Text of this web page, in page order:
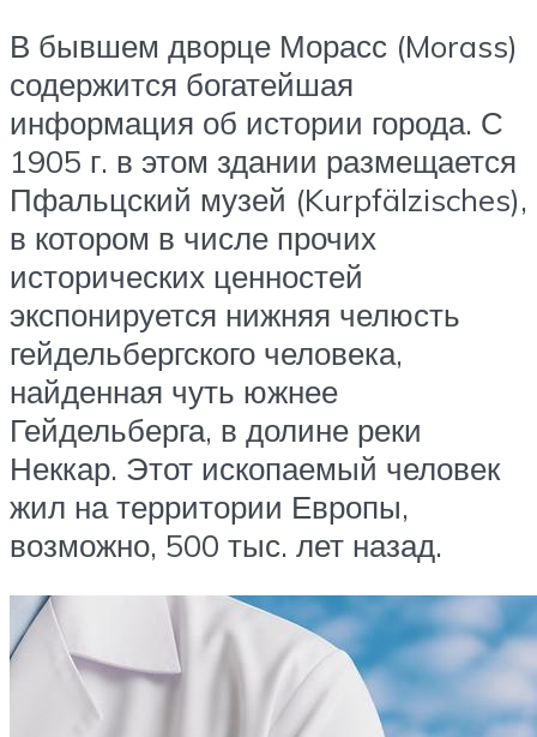
В бывшем дворце Морасс (Morass)
содержится богатейшая
информация об истории города. С
1905 г. в этом здании размещается
Пфальцский музей (Kurpfälzisches),
в котором в числе прочих
исторических ценностей
экспонируется нижняя челюсть
гейдельбергского человека,
найденная чуть южнее
Гейдельберга, в долине реки
Неккар. Этот ископаемый человек
жил на территории Европы,
возможно, 500 тыс. лет назад.